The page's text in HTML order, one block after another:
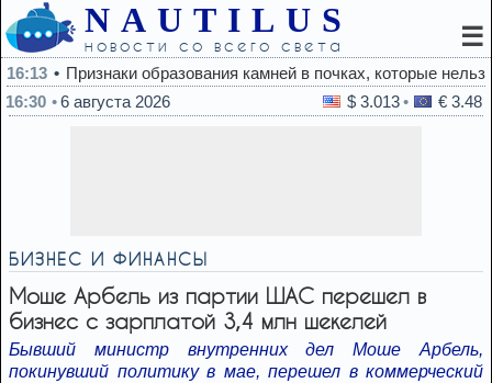
NAUTILUS
новости со всего света ☰
образования камней в почках, которые нельзя игнорировать
16:30
6 августа 2026 $ 3.013 € 3.48
БИЗНЕС И ФИНАНСЫ
Моше Арбель из партии ШАС перешел в
бизнес с зарплатой 3,4 млн шекелей
Бывший министр внутренних дел Моше Арбель,
покинувший политику в мае, перешел в коммерческий